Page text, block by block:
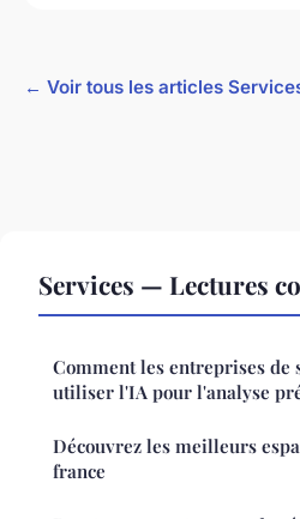
← Voir tous les articles
Services — Lectures
Comment les entreprises de
utiliser l'IA pour l'analyse
Découvrez les meilleurs
france